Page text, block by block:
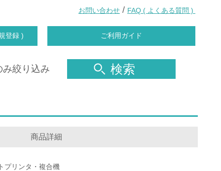
お問い合わせ / FAQ ( よくある質問 )
登録 ) ご利用ガイド
み絞り込み 検索
商品詳細
プリンタ・複合機